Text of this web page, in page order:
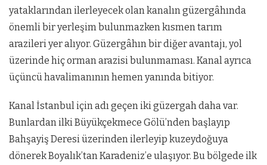
yataklarından ilerleyecek olan kanalın güzergâhında
önemli bir yerleşim bulunmazken kısmen tarım
arazileri yer alıyor. Güzergâhın bir diğer avantajı, yol
üzerinde hiç orman arazisi bulunmaması. Kanal ayrıca
üçüncü havalimanının hemen yanında bitiyor.
Kanal İstanbul için adı geçen iki güzergah daha var.
Bunlardan ilki Büyükçekmece Gölü’nden başlayıp
Bahşayiş Deresi üzerinden ilerleyip kuzeydoğuya
dönerek Boyalık’tan Karadeniz’e ulaşıyor. Bu bölgede ilk